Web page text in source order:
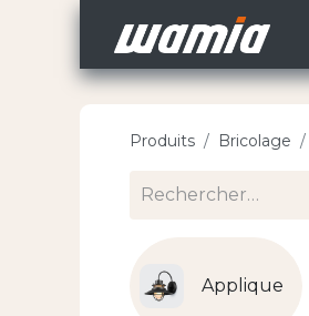
Produits Bricolage
Applique